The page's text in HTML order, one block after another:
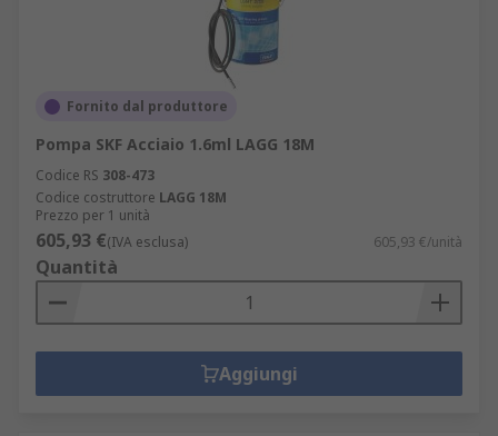
Fornito dal produttore
Pompa SKF Acciaio 1.6ml LAGG 18M
Codice RS 308-473
Codice costruttore LAGG 18M
Prezzo per 1 unità
605,93 €(IVA esclusa) 605,93 €/unità
Quantità
Aggiungi